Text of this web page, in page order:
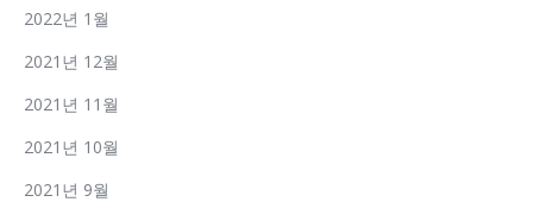
2022년 1월
2021년 12월
2021년 11월
2021년 10월
2021년 9월